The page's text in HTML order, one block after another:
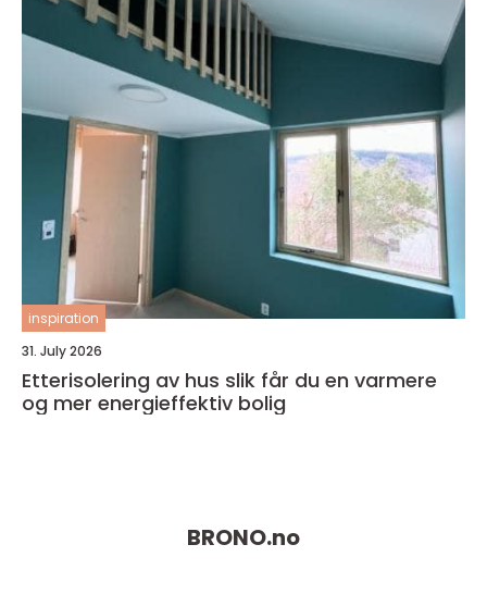
inspiration
31. July 2026
Etterisolering av hus slik får du en varmere
og mer energieffektiv bolig
BRONO.no